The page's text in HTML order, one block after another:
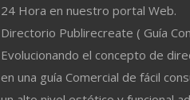
24 Hora en nuestro portal Web.
Directorio Publirecreate ( Guía
Evolucionando el concepto de
en una guía Comercial de fácil